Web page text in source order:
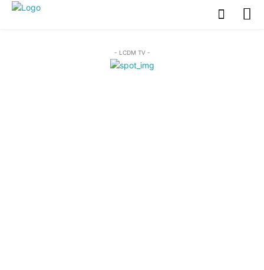
- LCDM TV -